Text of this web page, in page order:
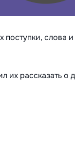
поступки, слова
их рассказать о